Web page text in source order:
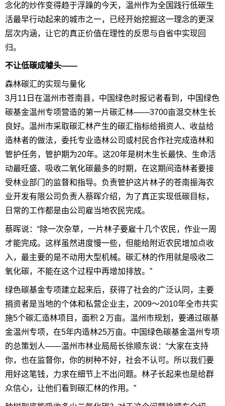
念化的炒作变得趋于浮躁的今天，温州作为全国践行低碳生
活最早行动起来的城市之一，已经开始挖掘这一理念的更深
层次内涵，让它的真正价值在理性的反思与自省中实现回
归。
不让低碳成噱头——
森林碳汇的实现与量化
3月11日在温州市苍南县，中国绿色时报记者看到，中国绿色
碳基金温州专项营造的第一片碳汇林——3700亩混交林生长
良好。温州市采取碳汇林产生的碳汇指标给捐资人、收益给
造林者的做法，委托专业造林公司或村民合作社完成造林和
管护任务，管护期为20年。这20年是树木生长最快、生命活
动最旺盛、吸收二氧化碳最多的时期，在这期间造林者要接
受林业部门的监督和指导。负责管护这片林子的苍南振海农
业开发有限公司负责人蔡晖介绍，为了真正实现低碳目标，
日常的工作都是由公司雇当地农民完成。
蔡晖说：“除一次杂草，一片林子要雇十几个农民，作业一周
才能完成。这样虽然进度慢一些，但能给附近农民增加点收
入，最主要的是不动用大型机械。碳汇林的作用就是吸收二
氧化碳，不能在这个过程中再增加排放。”
绿色碳基金专项建立起来后，获得了社会的广泛认同，主要
捐资者是当地的个体和私营企业主，2009～2010年全市共实
施5个碳汇造林项目，面积２万亩。温州市规划，要通过碳基
金温州专项，在5年内造林25万亩。中国绿色碳基金温州专项
的总策划人——温州市林业局局长徐顺东说：“大家在支持
你，也在监督你，你的树种不好，社会不认可。所以我们要
用好这笔钱，力求在细节上不出问题。林子长起来也是给群
众信心，让他们看到碳汇林的作用。”